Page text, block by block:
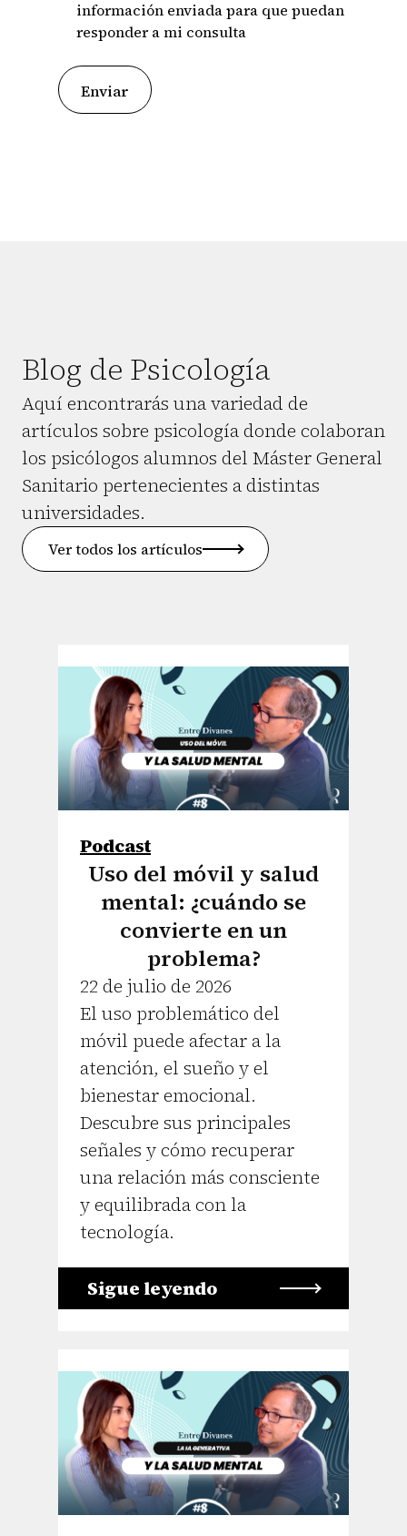
información enviada para que puedan
responder a mi consulta
Enviar
Blog de Psicología
Aquí encontrarás una variedad de
artículos sobre psicología donde colaboran
los psicólogos alumnos del Máster General
Sanitario pertenecientes a distintas
universidades.
Ver todos los artículos
Podcast
Uso del móvil y salud
mental: ¿cuándo se
convierte en un
problema?
22 de julio de 2026
El uso problemático del
móvil puede afectar a la
atención, el sueño y el
bienestar emocional.
Descubre sus principales
señales y cómo recuperar
una relación más consciente
y equilibrada con la
tecnología.
Sigue leyendo